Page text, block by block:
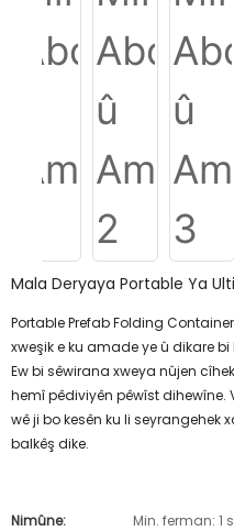
Mala Deryaya Portable Ya
Portable Prefab Folding
xweşik e ku amade ye û dikare
Ew bi sêwirana xweya nûjen
hemî pêdiviyên pêwîst dihewîne.
wê ji bo kesên ku li seyrangehek
balkêş dike.
Nimûne:
Min. ferman: 1